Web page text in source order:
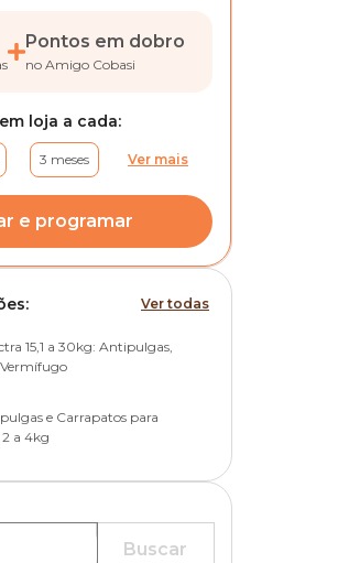
Pontos em dobro
no Amigo Cobasi
loja a cada:
3 meses Ver mais
e programar
Ver todas
15,1 a 30kg: Antipulgas,
e Carrapatos para
2 a 4kg
Buscar